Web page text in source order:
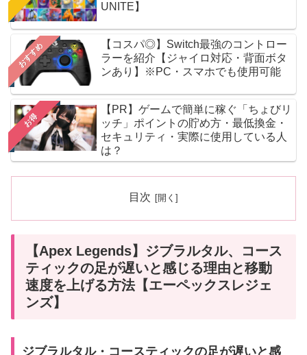
UNITE】
おすすめ
【コスパ◎】Switch最強のコントロー
ラーを紹介【ジャイロ対応・背面ボタ
ンあり】※PC・スマホでも使用可能
お得
【PR】ゲームで簡単に稼ぐ「ちょびリ
ッチ」ポイントの貯め方・最低換金・
セキュリティ・実際に使用している人
は？
目次
【Apex Legends】ジブラルタル、コース
ティックの足が遅いと感じる理由と移動
速度を上げる方法【エーペックスレジェ
ンズ】
ジブラルタル・コースティックの足が遅いと感